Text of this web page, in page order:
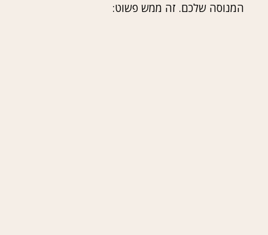
המנוסה שלכם. זה ממש פשוט: